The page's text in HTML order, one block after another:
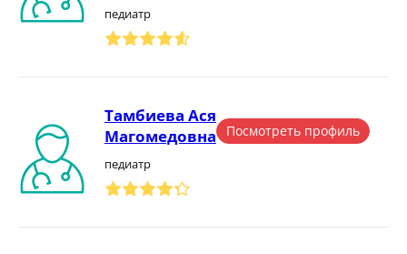
педиатр
Тамбиева Ася
Магомедовна
педиатр
Посмотреть профиль